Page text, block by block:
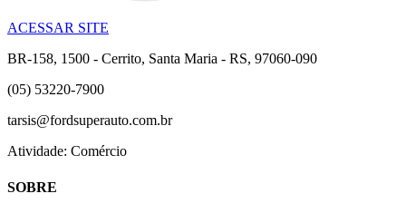
ACESSAR SITE
BR-158, 1500 - Cerrito, Santa Maria - RS, 97060-090
(05) 53220-7900
tarsis@fordsuperauto.com.br
Atividade: Comércio
SOBRE